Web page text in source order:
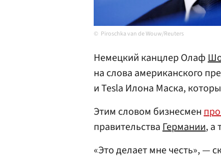
Piroschka van de Wouw/Reuters
Немецкий канцлер Олаф
на слова американского
и Tesla Илона Маска,
Этим словом бизнесмен
правительстваГермании, а
«Это делает мне честь», —